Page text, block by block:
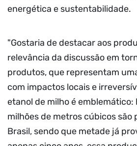
energética e sustentabilidade.
"Gostaria de destacar aos
relevância da discussão em
produtos, que representam
com impactos locais e
etanol de milho é emblemático:
milhões de metros cúbicos são
Brasil, sendo que metade já